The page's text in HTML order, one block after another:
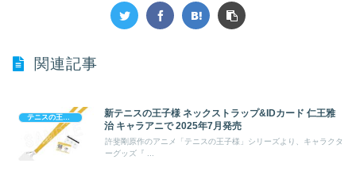
関連記事
新テニスの王子様 ネックストラップ&IDカード 仁王雅
治 キャラアニで 2025年7月発売
許斐剛原作のアニメ「テニスの王子様」シリーズより、キャラクタ